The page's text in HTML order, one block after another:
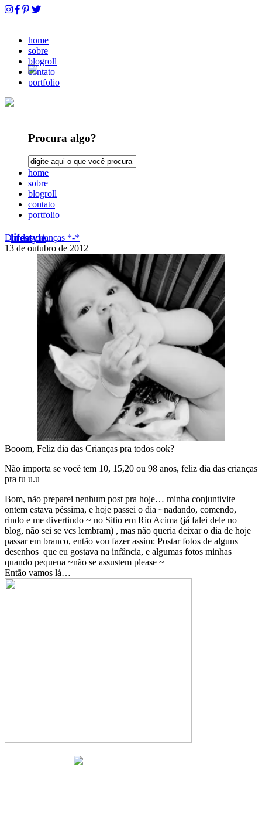
home
sobre
blogroll
contato
portfolio
Procura algo?
home
sobre
blogroll
contato
portfolio
lifestyle
Dia das crianças *-*
13 de outubro de 2012
Booom, Feliz dia das Crianças pra todos ook?
Não importa se você tem 10, 15,20 ou 98 anos, feliz dia das crianças
pra tu u.u
Bom, não preparei nenhum post pra hoje… minha conjuntivite
ontem estava péssima, e hoje passei o dia ~nadando, comendo,
rindo e me divertindo ~ no Sitio em Rio Acima (já falei dele no
blog, não sei se vcs lembram) , mas não queria deixar o dia de hoje
passar em branco, então vou fazer assim: Postar fotos de alguns
desenhos que eu gostava na infância, e algumas fotos minhas
quando pequena ~não se assustem please ~
Então vamos lá…